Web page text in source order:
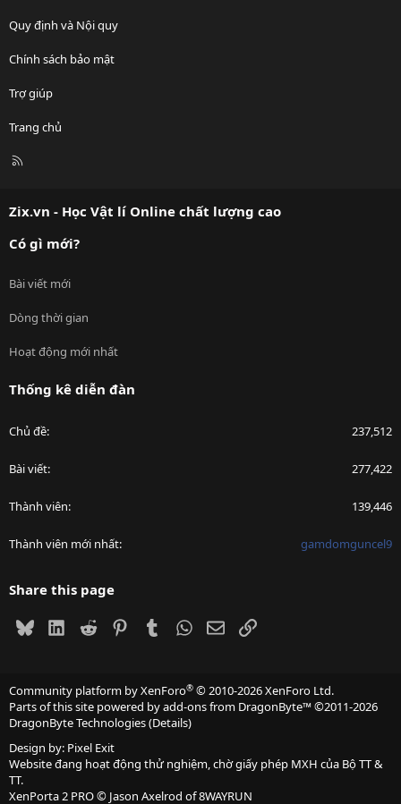
Quy định và Nội quy
Chính sách bảo mật
Trợ giúp
Trang chủ
R
Zix.vn - Học Vật lí Online chất lượng cao
Có gì mới?
Bài viết mới
Dòng thời gian
Hoạt động mới nhất
Thống kê diễn đàn
Chủ đề 237,512
Bài viết 277,422
Thành viên 139,446
Thành viên mới nhất gamdomguncel9
Share this page
BlueskyLinkedIn
Reddit PinterestTumblrWhatsApp
EmailLink
Community platform by XenForo® © 2010-2026 XenForo Ltd.
Parts of this site powered byadd-ons from DragonByte™©2011-2026
DragonByte Technologies(Details)
Design by: Pixel Exit
Website đang hoạt động thử nghiệm, chờ giấy phép MXH của Bộ TT &
TT.
XenPorta 2 PRO© Jason Axelrod of8WAYRUN